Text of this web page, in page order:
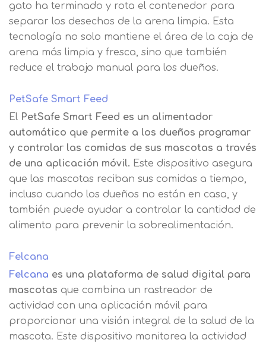
gato ha terminado y rota el contenedor para
separar los desechos de la arena limpia. Esta
tecnología no solo mantiene el área de la caja de
arena más limpia y fresca, sino que también
reduce el trabajo manual para los dueños.
PetSafe Smart Feed
El PetSafe Smart Feed es un alimentador
automático que permite a los dueños programar
y controlar las comidas de sus mascotas a través
de una aplicación móvil. Este dispositivo asegura
que las mascotas reciban sus comidas a tiempo,
incluso cuando los dueños no están en casa, y
también puede ayudar a controlar la cantidad de
alimento para prevenir la sobrealimentación.
Felcana
Felcana es una plataforma de salud digital para
mascotas que combina un rastreador de
actividad con una aplicación móvil para
proporcionar una visión integral de la salud de la
mascota. Este dispositivo monitorea la actividad